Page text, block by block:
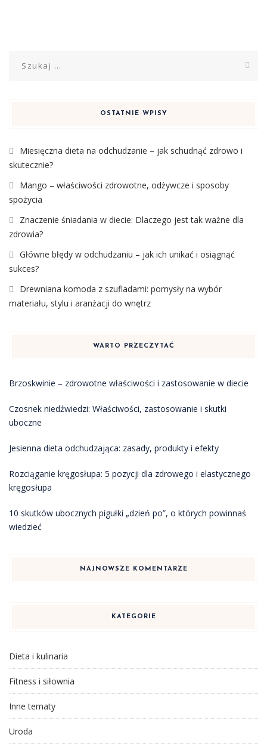
OSTATNIE WPISY
Miesięczna dieta na odchudzanie – jak schudnąć zdrowo i
skutecznie?
Mango – właściwości zdrowotne, odżywcze i sposoby
spożycia
Znaczenie śniadania w diecie: Dlaczego jest tak ważne dla
zdrowia?
Główne błędy w odchudzaniu – jak ich unikać i osiągnąć
sukces?
Drewniana komoda z szufladami: pomysły na wybór
materiału, stylu i aranżacji do wnętrz
WARTO PRZECZYTAĆ
Brzoskwinie – zdrowotne właściwości i zastosowanie w diecie
Czosnek niedźwiedzi: Właściwości, zastosowanie i skutki
uboczne
Jesienna dieta odchudzająca: zasady, produkty i efekty
Rozciąganie kręgosłupa: 5 pozycji dla zdrowego i elastycznego
kręgosłupa
10 skutków ubocznych pigułki „dzień po”, o których powinnaś
wiedzieć
NAJNOWSZE KOMENTARZE
KATEGORIE
Dieta i kulinaria
Fitness i siłownia
Inne tematy
Uroda